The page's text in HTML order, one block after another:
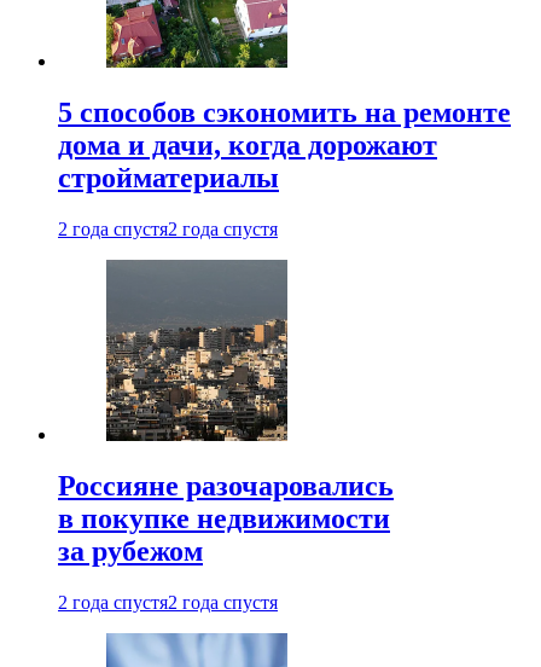
5 способов сэкономить на ремонте
дома и дачи, когда дорожают
стройматериалы
2 года спустя2 года спустя
Россияне разочаровались
в покупке недвижимости
за рубежом
2 года спустя2 года спустя